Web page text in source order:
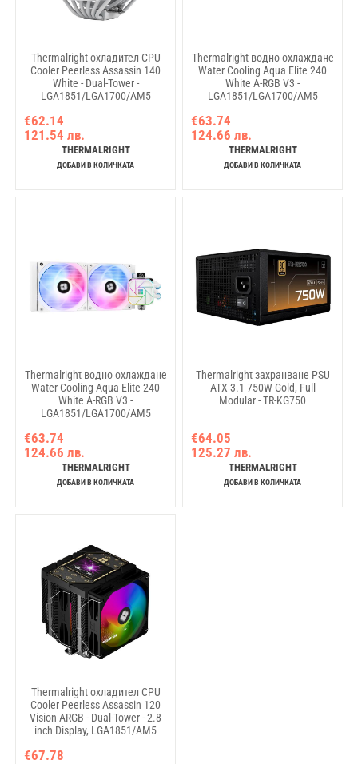
Thermalright охладител CPU
Cooler Peerless Assassin 140
White - Dual-Tower -
LGA1851/LGA1700/AM5
€62.14
121.54 лв.
THERMALRIGHT
ДОБАВИ В КОЛИЧКАТА
Thermalright водно охлаждане
Water Cooling Aqua Elite 240
White A-RGB V3 -
LGA1851/LGA1700/AM5
€63.74
124.66 лв.
THERMALRIGHT
ДОБАВИ В КОЛИЧКАТА
Thermalright водно охлаждане
Water Cooling Aqua Elite 240
White A-RGB V3 -
LGA1851/LGA1700/AM5
€63.74
124.66 лв.
THERMALRIGHT
ДОБАВИ В КОЛИЧКАТА
Thermalright захранване PSU
ATX 3.1 750W Gold, Full
Modular - TR-KG750
€64.05
125.27 лв.
THERMALRIGHT
ДОБАВИ В КОЛИЧКАТА
Thermalright охладител CPU
Cooler Peerless Assassin 120
Vision ARGB - Dual-Tower - 2.8
inch Display, LGA1851/AM5
€67.78